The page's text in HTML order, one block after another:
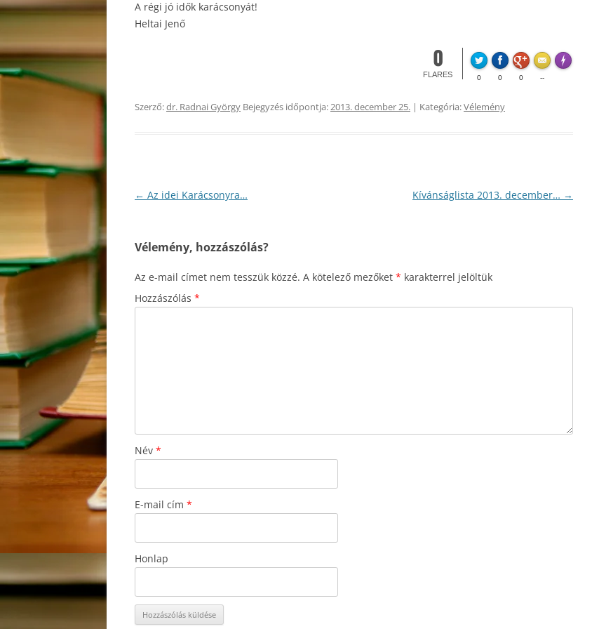
A régi jó idők karácsonyát!
Heltai Jenő
0
FLARES 0 0 0 --
Made with
Szerző:dr. Radnai György Bejegyzés időpontja:2013. december 25. | Kategória:Vélemény
Bejegyzés
← Az idei Karácsonyra… Kívánságlista 2013. december… →
Vélemény, hozzászólás?
Az e-mail címet nem tesszük közzé. A kötelező mezőket * karakterrel jelöltük
Hozzászólás *
Név *
E-mail cím *
Honlap